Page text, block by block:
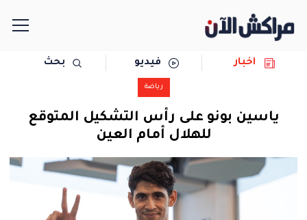
رياضة
اخبار فيديو بحث
رياضة
ياسين بونو على رأس التشكيل المتوقع
للهلال أمام العين